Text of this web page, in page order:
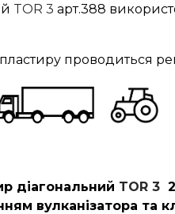
TOR 3 арт.388
проводиться
діагональний TOR 3
вулканізатора та